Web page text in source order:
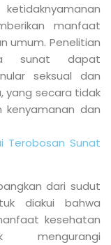
manfaat
umum. Penelitian
sunat dapat
seksual dan
yang secara tidak
kenyamanan dan
Terobosan Sunat
dari sudut
diakui bahwa
kesehatan
mengurangi